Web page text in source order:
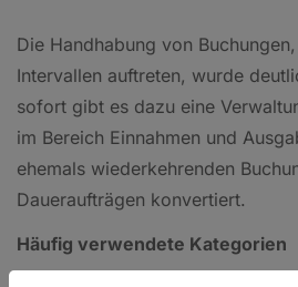
Die Handhabung von
Intervallen auftreten, wurde
sofort gibt es dazu eine
im Bereich Einnahmen und
ehemals wiederkehrenden
Daueraufträgen konvertiert.
Häufig verwendete Kategorien